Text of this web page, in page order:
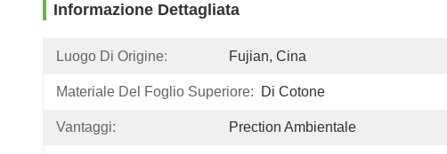
Informazione Dettagliata
Luogo Di Origine: Fujian, Cina
Materiale Del Foglio Superiore: Di Cotone
Vantaggi: Prection Ambientale